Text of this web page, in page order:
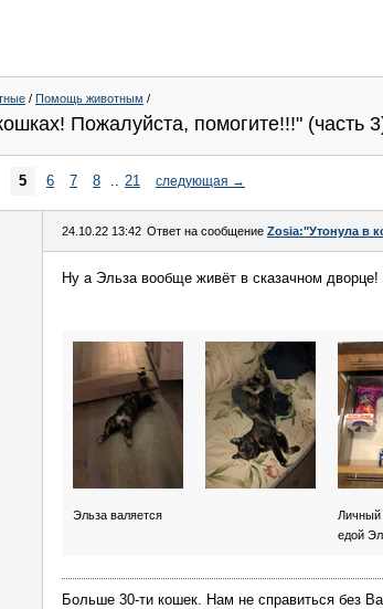
/ Помощь животным /
Пожалуйста, помогите!!!" (часть
5 6 7 8 .. 21 следующая →
24.10.22 13:42 Ответ на сообщение Zosia:"Утонула в
Ну а Эльза вообще живёт в сказачном дворце!
Эльза валяется
Личный
едой
Больше 30-ти кошек. Нам не справиться без